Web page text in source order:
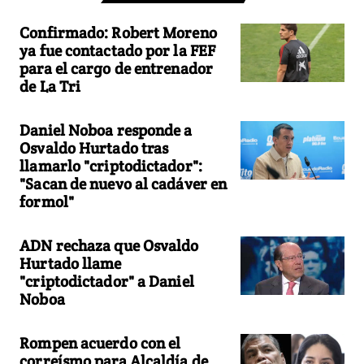
Confirmado: Robert Moreno
ya fue contactado por la FEF
para el cargo de entrenador
de La Tri
Daniel Noboa responde a
Osvaldo Hurtado tras
llamarlo "criptodictador":
"Sacan de nuevo al cadáver en
formol"
ADN rechaza que Osvaldo
Hurtado llame
"criptodictador" a Daniel
Noboa
Rompen acuerdo con el